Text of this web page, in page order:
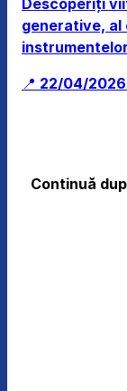
generative, al
📍 22/04/
Continuă